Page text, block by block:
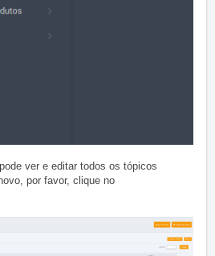
ver e editar todos os tópicos
por favor, clique no